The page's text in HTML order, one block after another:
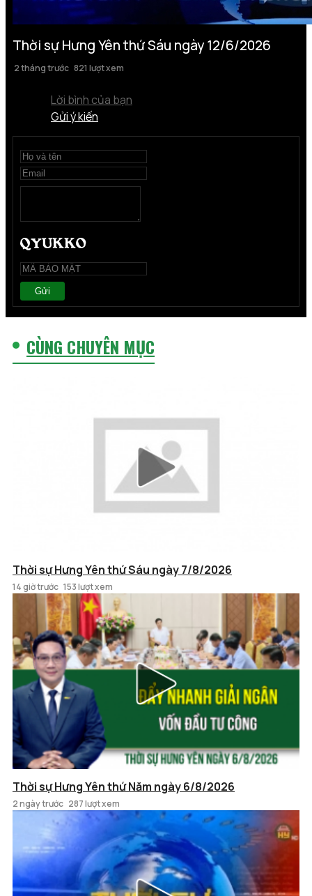
Thời sự Hưng Yên thứ Sáu ngày 12/6/2026
2 tháng trước 821 lượt xem
Lời bình của bạn
Gửi ý kiến
Gửi
CÙNG CHUYÊN MỤC
Thời sự Hưng Yên thứ Sáu ngày 7/8/2026
14 giờ trước 153 lượt xem
Thời sự Hưng Yên thứ Năm ngày 6/8/2026
2 ngày trước 287 lượt xem